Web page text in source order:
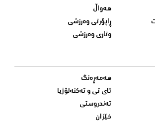
هەواڵ
ڕاپۆرتی وەرزشی
وتاری وەرزشی
هەمەڕەنگ
ئای تی و تەکنەلۆژیا
تەندروستی
خێزان